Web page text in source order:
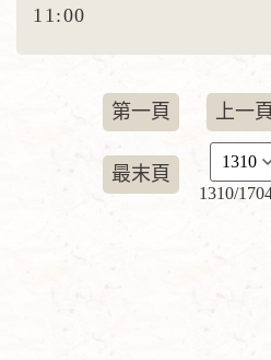
11:00
第一頁 上一頁
最末頁
1310/